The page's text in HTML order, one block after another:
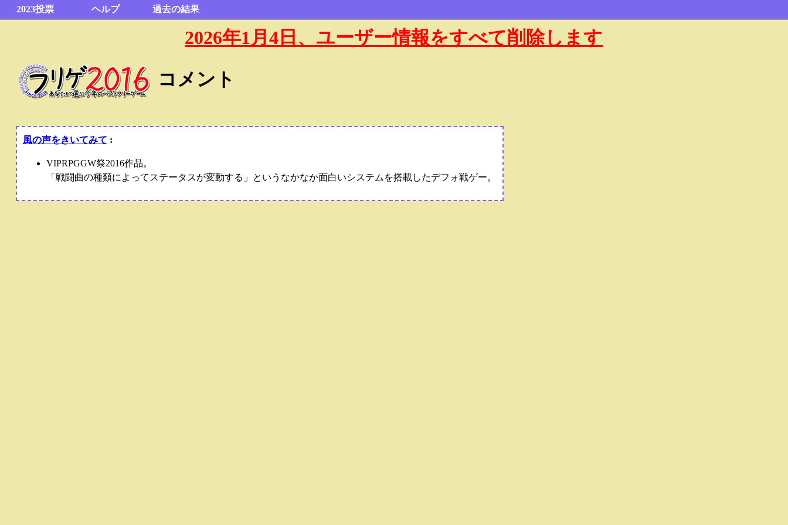
2023投票 ヘルプ 過去の結果
2026年1月4日、ユーザー情報をすべて削除します
コメント
風の声をきいてみて :
VIPRPGGW祭2016作品。
「戦闘曲の種類によってステータスが変動する」というなかなか面白いシステムを搭載したデフォ戦ゲー。